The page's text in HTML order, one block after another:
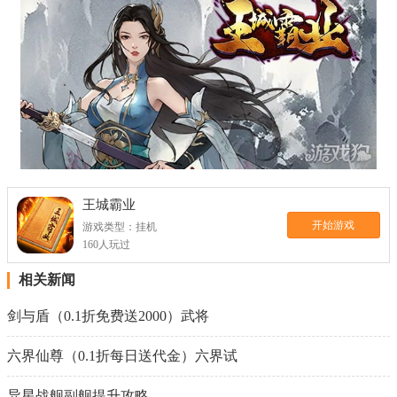
王城霸业
游戏类型：挂机
160人玩过
开始游戏
相关新闻
剑与盾（0.1折免费送2000）武将
六界仙尊（0.1折每日送代金）六界试